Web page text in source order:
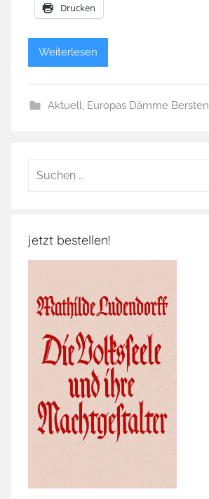
Drucken
Weiterlesen
Aktuell Europas Dämme Bersten
Suchen
jetzt bestellen!